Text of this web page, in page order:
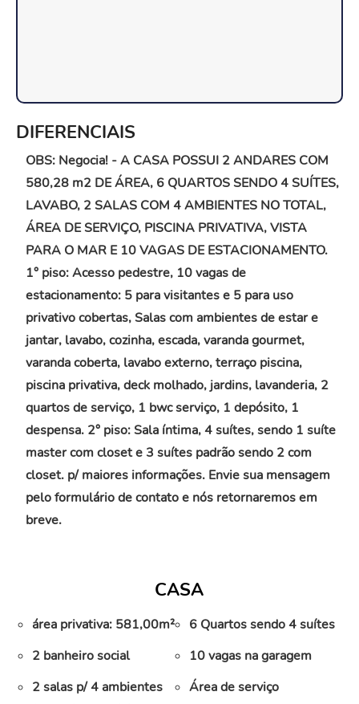
DIFERENCIAIS
OBS: Negocia! - A CASA POSSUI 2 ANDARES COM
580,28 m2 DE ÁREA, 6 QUARTOS SENDO 4 SUÍTES,
LAVABO, 2 SALAS COM 4 AMBIENTES NO TOTAL,
ÁREA DE SERVIÇO, PISCINA PRIVATIVA, VISTA
PARA O MAR E 10 VAGAS DE ESTACIONAMENTO.
1° piso: Acesso pedestre, 10 vagas de
estacionamento: 5 para visitantes e 5 para uso
privativo cobertas, Salas com ambientes de estar e
jantar, lavabo, cozinha, escada, varanda gourmet,
varanda coberta, lavabo externo, terraço piscina,
piscina privativa, deck molhado, jardins, lavanderia, 2
quartos de serviço, 1 bwc serviço, 1 depósito, 1
despensa. 2° piso: Sala íntima, 4 suítes, sendo 1 suíte
master com closet e 3 suítes padrão sendo 2 com
closet. p/ maiores informações. Envie sua mensagem
pelo formulário de contato e nós retornaremos em
breve.
CASA
área privativa: 581,00m²
6 Quartos sendo 4 suítes
2 banheiro social
10 vagas na garagem
2 salas p/ 4 ambientes
Área de serviço